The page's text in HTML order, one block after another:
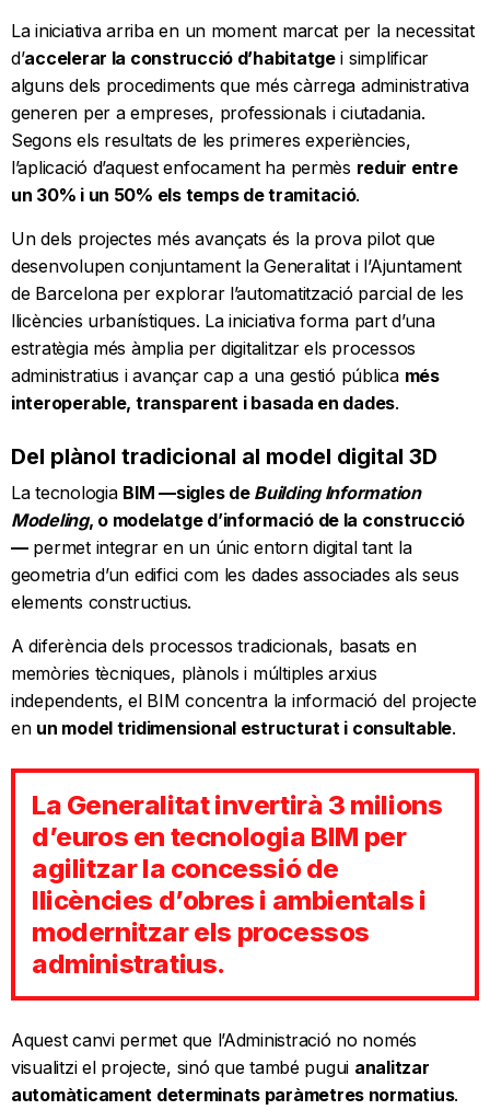
La iniciativa arriba en un moment marcat per la necessitat
d’accelerar la construcció d’habitatgei simplificar
alguns dels procediments que més càrrega administrativa
generen per a empreses, professionals i ciutadania.
Segons els resultats de les primeres experiències,
l’aplicació d’aquest enfocament ha permès reduir entre
un 30% i un 50% els temps de tramitació.
Un dels projectes més avançats és la prova pilot que
desenvolupen conjuntament la Generalitat i l’Ajuntament
de Barcelona per explorar l’automatització parcial de les
llicències urbanístiques. La iniciativa forma part d’una
estratègia més àmplia per digitalitzar els processos
administratius i avançar cap a una gestió pública més
interoperable, transparent i basada en dades.
Del plànol tradicional al model digital 3D
La tecnologia BIM —sigles de Building Information
Modeling, o modelatge d’informació de la construcció
—permet integrar en un únic entorn digital tant la
geometria d’un edifici com les dades associades als seus
elements constructius.
A diferència dels processos tradicionals, basats en
memòries tècniques, plànols i múltiples arxius
independents, el BIM concentra la informació del projecte
en un model tridimensional estructurat i consultable.
La Generalitat invertirà 3 milions
d’euros en tecnologia BIM per
agilitzar la concessió de
llicències d’obres i ambientals i
modernitzar els processos
administratius.
Aquest canvi permet que l’Administració no només
visualitzi el projecte, sinó que també pugui analitzar
automàticament determinats paràmetres normatius.